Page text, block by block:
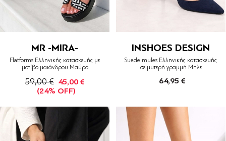
MR -MIRA-
Flatforms Ελληνικής κατασκευής με
μοτίβο μαιάνδρου Μαύρο
59,00 € 45,00 €
(24% OFF)
INSHOES DESIGN
Suede mules Ελληνικής κατασκευής
σε μυτερή γραμμή Μπλε
64,95 €